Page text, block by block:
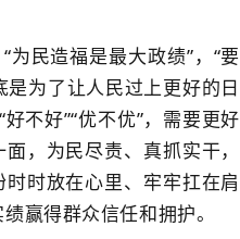
民造福是最大政绩”，“要
为了让人民过上更好的日
不好”“优不优”，需要更好
，为民尽责、真抓实干，
时放在心里、牢牢扛在肩
赢得群众信任和拥护。